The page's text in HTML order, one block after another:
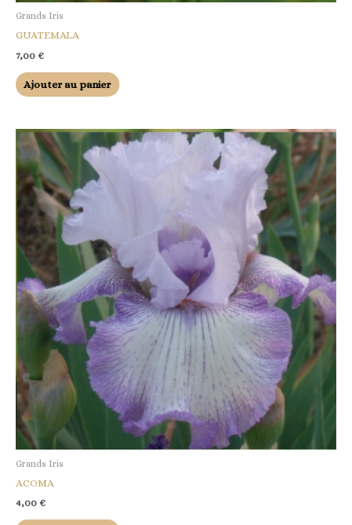
Grands Iris
GUATEMALA
7,00 €
Ajouter au panier
Grands Iris
ACOMA
4,00 €